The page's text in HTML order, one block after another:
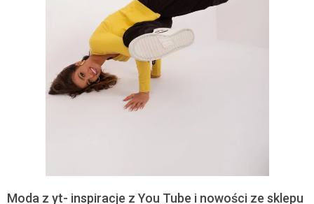
Moda z yt- inspiracje z You Tube i nowości ze sklepu